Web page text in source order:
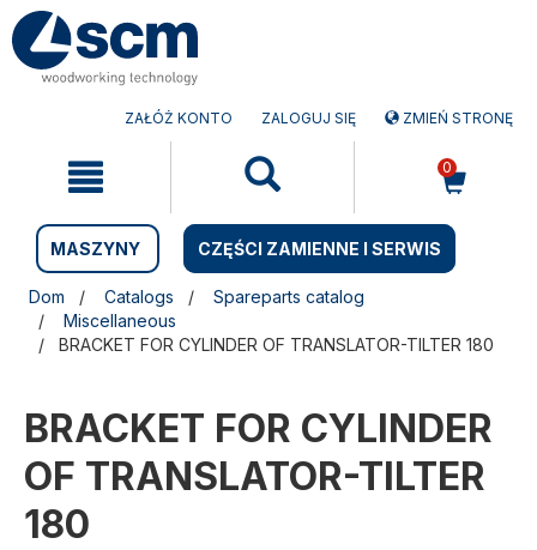
Przejdź
do
treści
Przejdź
do
menu
nawigacyjnego
ZAŁÓŻ KONTO ZALOGUJ SIĘ ZMIEŃ STRONĘ
0
MASZYNY CZĘŚCI ZAMIENNE I SERWIS
Dom Catalogs
Spareparts catalog
Miscellaneous
BRACKET FOR CYLINDER OF TRANSLATOR-TILTER 180
BRACKET FOR CYLINDER
OF TRANSLATOR-TILTER
180